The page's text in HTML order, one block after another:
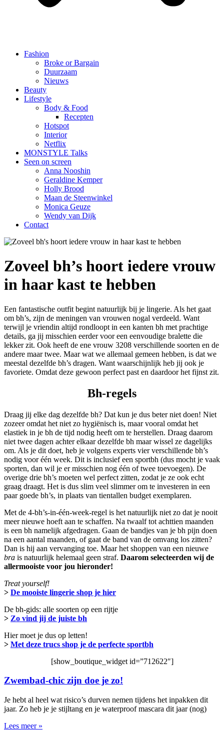
Fashion
Broke or Bargain
Duurzaam
Nieuws
Beauty
Lifestyle
Body & Food
Recepten
Hotspot
Interior
Netflix
MONSTYLE Talks
Seen on screen
Anna Nooshin
Geraldine Kemper
Holly Brood
Maan de Steenwinkel
Monica Geuze
Wendy van Dijk
Contact
Zoveel bh’s hoort iedere vrouw
in haar kast te hebben
Een fantastische outfit begint natuurlijk bij je lingerie. Als het gaat
om bh’s, zijn de meningen van vrouwen nogal verdeeld. Want
terwijl je vriendin altijd rondloopt in een kanten bh met prachtige
details, ga jij misschien eerder voor een eenvoudige bralette die
lekker zit. Ook heeft de ene vrouw 3208 verschillende soorten en de
andere maar twee. Maar wat we allemaal gemeen hebben, is dat we
meestal dezelfde bh’s dragen. Want waarschijnlijk heb jij ook je
favoriete. Omdat deze gewoon perfect past en daardoor het fijnst zit.
Bh-regels
Draag jij elke dag dezelfde bh? Dat kun je dus beter niet doen! Niet
zozeer omdat het niet zo hygiënisch is, maar vooral omdat het
elastiek in je bh de tijd nodig heeft om te herstellen. Draag daarom
niet twee dagen achter elkaar dezelfde bh maar wissel ze dagelijks
om. Als je dit doet, heb je volgens experts vier verschillende bh’s
nodig voor één week. Dit is inclusief een sportbh (dus mocht je vaak
sporten, dan wil je er misschien nog één of twee toevoegen). De
overige drie bh’s moeten wel perfect zitten, zodat je ze ook echt
graag draagt. Het is dus slim veel slimmer om te investeren in een
paar goede bh’s, in plaats van tientallen budget exemplaren.
Met de 4-bh’s-in-één-week-regel is het natuurlijk niet zo dat je nooit
meer nieuwe hoeft aan te schaffen. Na twaalf tot achttien maanden
is een bh namelijk afgedragen. Gaan de bandjes van je bh pijn doen
na een aantal maanden, of gaat de band van de omvang los zitten?
Dan is hij aan vervanging toe. Maar het shoppen van een nieuwe
bra is natuurlijk helemaal geen straf. Daarom selecteerden wij de
allermooiste voor jou hieronder!
Treat yourself!
> De mooiste lingerie shop je hier
De bh-gids: alle soorten op een rijtje
> Zo vind jij de juiste bh
Hier moet je dus op letten!
> Met deze trucs shop je de perfecte sportbh
[show_boutique_widget id=”712622″]
Zwembad-chic zijn doe je zo!
Je hebt al heel wat risico’s durven nemen tijdens het inpakken dit
jaar. Zo heb je je stijltang en je waterproof mascara dit jaar (nog)
Lees meer »